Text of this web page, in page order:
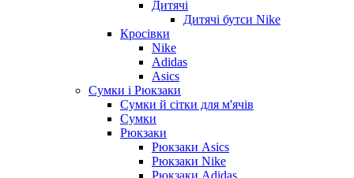
Дитячі
Дитячі бутси Nike
Кросівки
Nike
Adidas
Asics
Сумки і Рюкзаки
Сумки й сітки для м'ячів
Сумки
Рюкзаки
Рюкзаки Asics
Рюкзаки Nike
Рюкзаки Adidas